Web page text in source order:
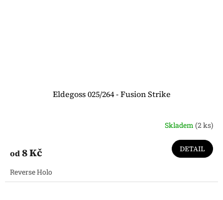
Eldegoss 025/264 - Fusion Strike
Skladem (2 ks)
od8 Kč DETAIL
Reverse Holo